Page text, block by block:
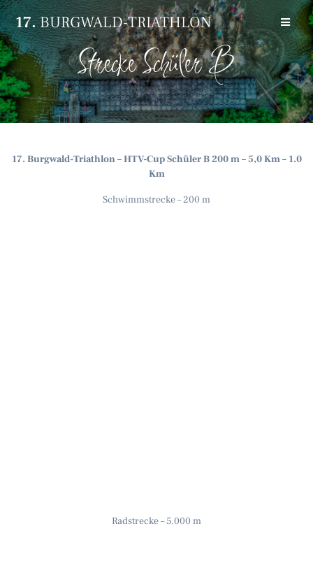
Zum
Inhalt
springen
17.BURGWALD-TRIATHLON
Strecke Schüler B
17. Burgwald-Triathlon – HTV-Cup Schüler B 200 m – 5,0 Km – 1.0
Km
Schwimmstrecke – 200 m
Radstrecke – 5.000 m